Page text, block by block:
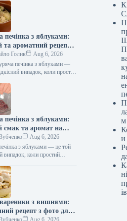
печінка з яблуками:
та ароматний рецепт з
фото
Голик
Aug 6, 2026
печінка з яблуками —
випадок, коли простий
страву завдяки
поєднанню…
печінка з яблуками:
смак та аромат на
столі
Aug 6, 2026
з яблуками — це той
випадок, коли простий
страву завдяки вдалому
інгредієнтів.…
з вишнями:
рецепт з фото для
м
и
ів